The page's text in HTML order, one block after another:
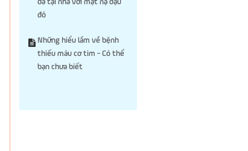
da tại nhà với mặt nạ đậu
đỏ
Những hiểu lầm về bệnh
thiếu máu cơ tim - Có thể
bạn chưa biết